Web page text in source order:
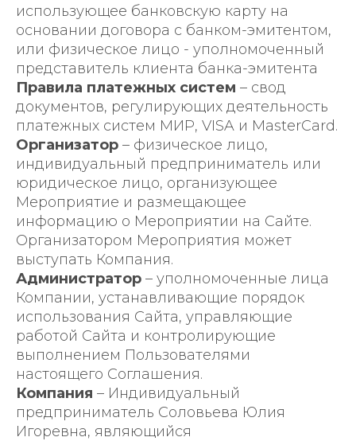
использующее банковскую карту на
основании договора с банком-эмитентом,
или физическое лицо - уполномоченный
представитель клиента банка-эмитента
Правила платежных систем – свод
документов, регулирующих деятельность
платежных систем МИР, VISA и MasterCard.
Организатор – физическое лицо,
индивидуальный предприниматель или
юридическое лицо, организующее
Мероприятие и размещающее
информацию о Мероприятии на Сайте.
Организатором Мероприятия может
выступать Компания.
Администратор – уполномоченные лица
Компании, устанавливающие порядок
использования Сайта, управляющие
работой Сайта и контролирующие
выполнением Пользователями
настоящего Соглашения.
Компания – Индивидуальный
предприниматель Соловьева Юлия
Игоревна, являющийся